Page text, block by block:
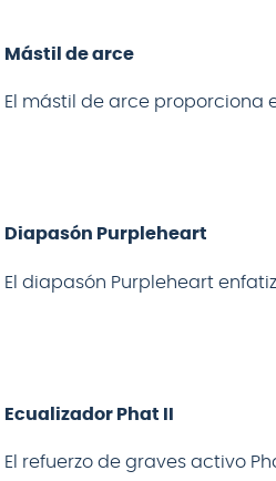
Mástil de arce
El mástil de arce proporciona
Diapasón Purpleheart
El diapasón Purpleheart
Ecualizador Phat II
El refuerzo de graves activo